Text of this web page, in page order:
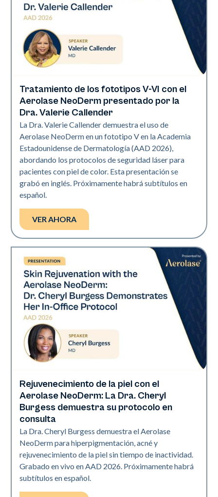
Neo Elite | Presentaciones
Tratamiento de los fototipos V-VI con el
Aerolase NeoDerm presentado por la
Dra. Valerie Callender
La Dra. Valerie Callender demuestra el uso de
Aerolase NeoDerm en un fototipo V en la Academia
Estadounidense de Dermatología (AAD 2026),
abordando los protocolos de seguridad láser para
pacientes con piel de color. Esta presentación se
grabó en inglés. Próximamente habrá subtítulos en
español.
VER AHORA
Neo Elite | Presentaciones
Rejuvenecimiento de la piel con el
Aerolase NeoDerm: La Dra. Cheryl
Burgess demuestra su protocolo en
consulta
La Dra. Cheryl Burgess demuestra el Aerolase
NeoDerm para hiperpigmentación, acné y
rejuvenecimiento de la piel sin tiempo de inactividad.
Grabado en vivo en AAD 2026. Próximamente habrá
subtítulos en español.